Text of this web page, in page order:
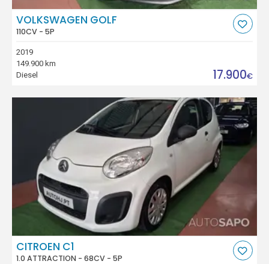
VOLKSWAGEN GOLF
110CV - 5P
2019
149.900 km
Diesel
17.900€
CITROEN C1
1.0 ATTRACTION - 68CV - 5P